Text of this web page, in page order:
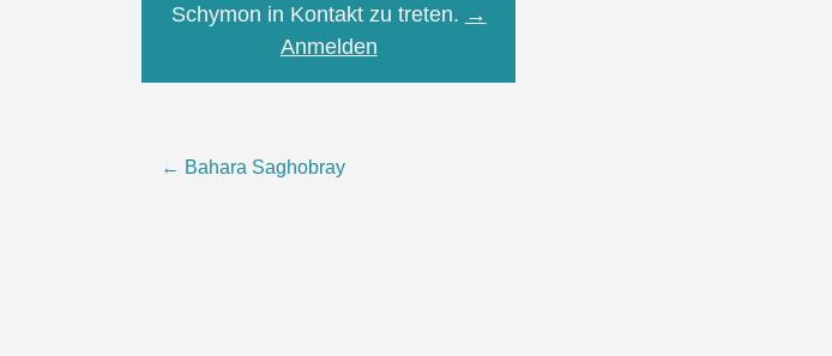
Schymon in Kontakt zu treten. →
Anmelden
Post
← Bahara Saghobray